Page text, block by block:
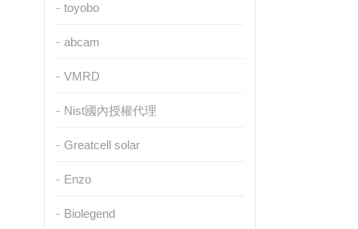
toyobo
abcam
VMRD
Nist國內授權代理
Greatcell solar
Enzo
Biolegend